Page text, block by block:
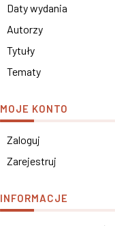
Daty wydania
Autorzy
Tytuły
Tematy
MOJE KONTO
Zaloguj
Zarejestruj
INFORMACJE